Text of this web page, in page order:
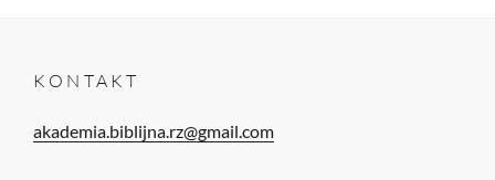
KONTAKT
akademia.biblijna.rz@gmail.com